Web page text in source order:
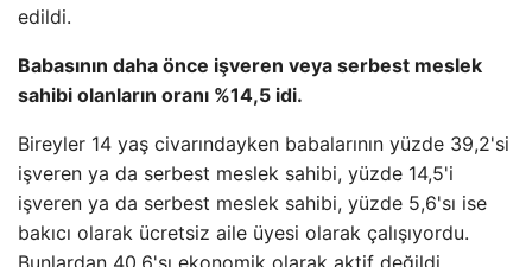
edildi.
Babasının daha önce işveren veya serbest meslek
sahibi olanların oranı %14,5 idi.
Bireyler 14 yaş civarındayken babalarının yüzde 39,2'si
işveren ya da serbest meslek sahibi, yüzde 14,5'i
işveren ya da serbest meslek sahibi, yüzde 5,6'sı ise
bakıcı olarak ücretsiz aile üyesi olarak çalışıyordu.
Bunlardan 40,6'sı ekonomik olarak aktif değildi.